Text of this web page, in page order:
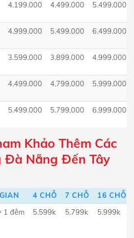
4.199.000 4.499.000 5.499.000
4.999.000 5.499.000 6.499.000
3.599.000 3.899.000 4.999.000
4.499.000 4.799.000 5.999.000
5.499.000 5.799.000 6.999.000
Khảo Thêm Các
Đà Nẵng Đến Tây
4 CHỖ 7 CHỖ
16 CHỖ
1 đêm 5.599k 5.799k 5.999k